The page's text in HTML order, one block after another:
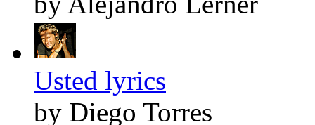
Usted lyrics
by Diego Torres